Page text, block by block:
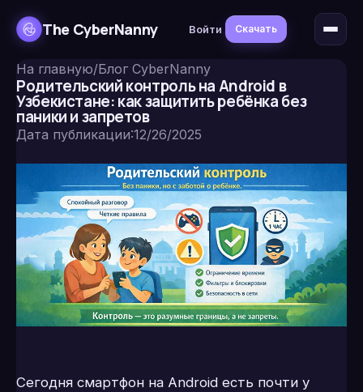
The CyberNanny Войти Скачать
На главную/Блог CyberNanny
Родительский контроль на Android в
Узбекистане: как защитить ребёнка без
паники и запретов
Дата публикации:12/26/2025
Сегодня смартфон на Android есть почти у